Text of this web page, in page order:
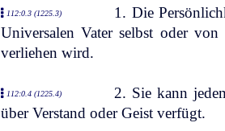
112:0.3 (1225.3)
1. Die
Universalen Vater selbst oder
verliehen wird.
112:0.4 (1225.4)
2. Sie kann
über Verstand oder Geist verfügt.